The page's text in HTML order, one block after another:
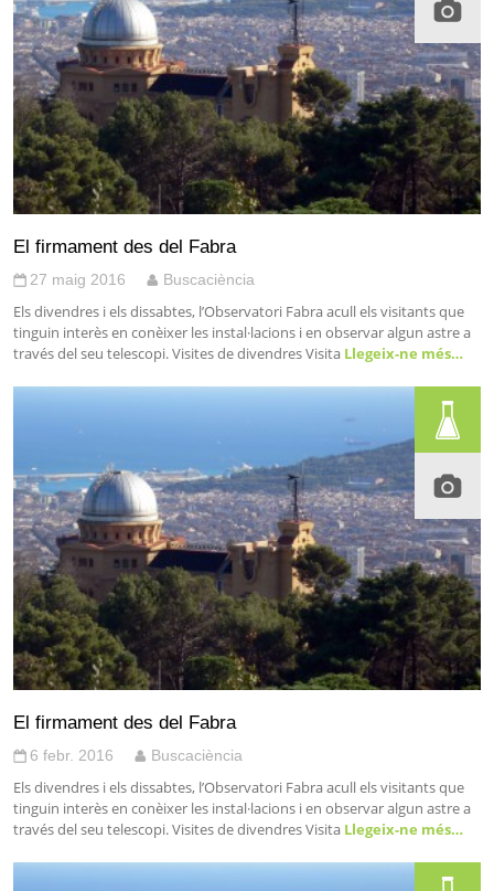
El firmament des del Fabra
27 maig 2016 Buscaciència
Els divendres i els dissabtes, l’Observatori Fabra acull els visitants que
tinguin interès en conèixer les instal·lacions i en observar algun astre a
través del seu telescopi. Visites de divendres Visita Llegeix-ne més…
El firmament des del Fabra
6 febr. 2016 Buscaciència
Els divendres i els dissabtes, l’Observatori Fabra acull els visitants que
tinguin interès en conèixer les instal·lacions i en observar algun astre a
través del seu telescopi. Visites de divendres Visita Llegeix-ne més…